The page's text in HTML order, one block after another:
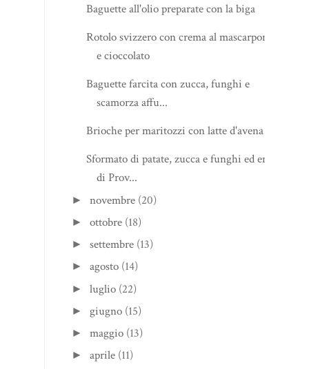
Baguette all'olio preparate con la biga
Rotolo svizzero con crema al mascarpone
e cioccolato
Baguette farcita con zucca, funghi e
scamorza affu...
Brioche per maritozzi con latte d'avena
Sformato di patate, zucca e funghi ed erbe
di Prov...
►novembre (20)
►ottobre (18)
►settembre (13)
►agosto (14)
►luglio (22)
►giugno (15)
►maggio (13)
►aprile (11)